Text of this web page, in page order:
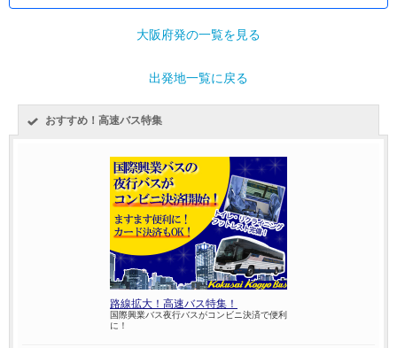
大阪府発の一覧を見る
出発地一覧に戻る
おすすめ！高速バス特集
路線拡大！高速バス特集！
国際興業バス夜行バスがコンビニ決済で便利
に！